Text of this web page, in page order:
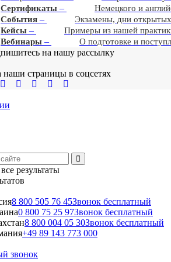
Сертификаты –
Немецкого и
События –
Экзамены, дни
Кейсы –
Примеры из нашей
Вебинары – О подготовке и
на нашу рассылку
наши страницы в соцсетях
результаты
8 800 505 76 45Звонок бесплатный
0 800 75 25 97Звонок бесплатный
8 800 004 05 30Звонок бесплатный
+49 89 143 773 000
звонок